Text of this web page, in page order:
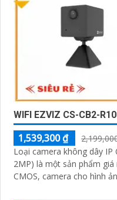
WIFI EZVIZ CS-CB2-
1,539,300 ₫
Loại camera không dây IP
2MP) là một sản phẩm giá rẻ và
CMOS, camera cho hình